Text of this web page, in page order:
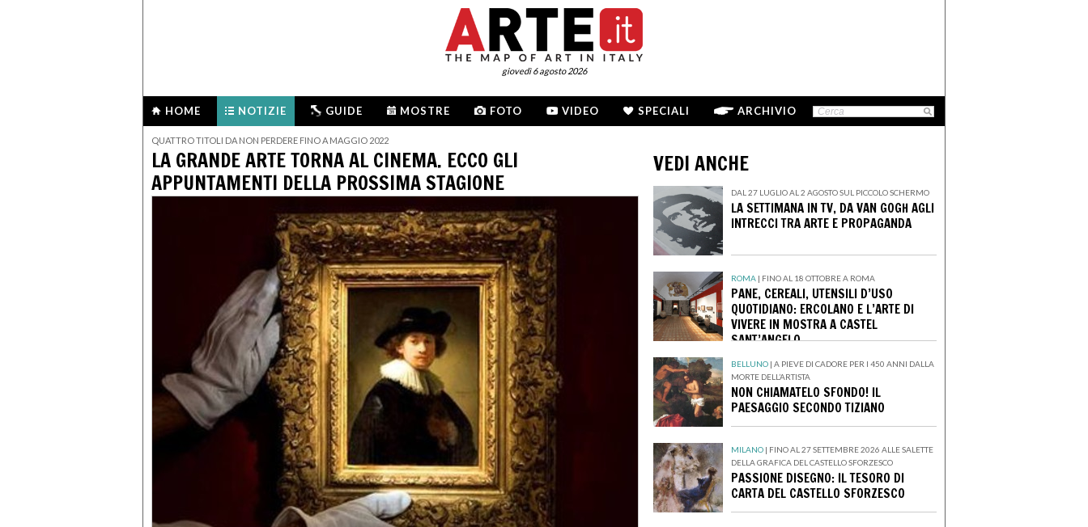
giovedì 6 agosto 2026
HOME NOTIZIE GUIDE MOSTRE FOTO VIDEO SPECIALI ARCHIVIO
QUATTRO TITOLI DA NON PERDERE FINO A MAGGIO 2022
LA GRANDE ARTE TORNA AL CINEMA. ECCO GLI
APPUNTAMENTI DELLA PROSSIMA STAGIONE
VEDI ANCHE
DAL 27 LUGLIO AL 2 AGOSTO SUL PICCOLO SCHERMO
LA SETTIMANA IN TV, DA VAN GOGH AGLI
INTRECCI TRA ARTE E PROPAGANDA
ROMA | FINO AL 18 OTTOBRE A ROMA
PANE, CEREALI, UTENSILI D’USO
QUOTIDIANO: ERCOLANO E L’ARTE DI
VIVERE IN MOSTRA A CASTEL
SANT’ANGELO
BELLUNO | A PIEVE DI CADORE PER I 450 ANNI DALLA
MORTE DELL’ARTISTA
NON CHIAMATELO SFONDO! IL
PAESAGGIO SECONDO TIZIANO
MILANO | FINO AL 27 SETTEMBRE 2026 ALLE SALETTE
DELLA GRAFICA DEL CASTELLO SFORZESCO
PASSIONE DISEGNO: IL TESORO DI
CARTA DEL CASTELLO SFORZESCO